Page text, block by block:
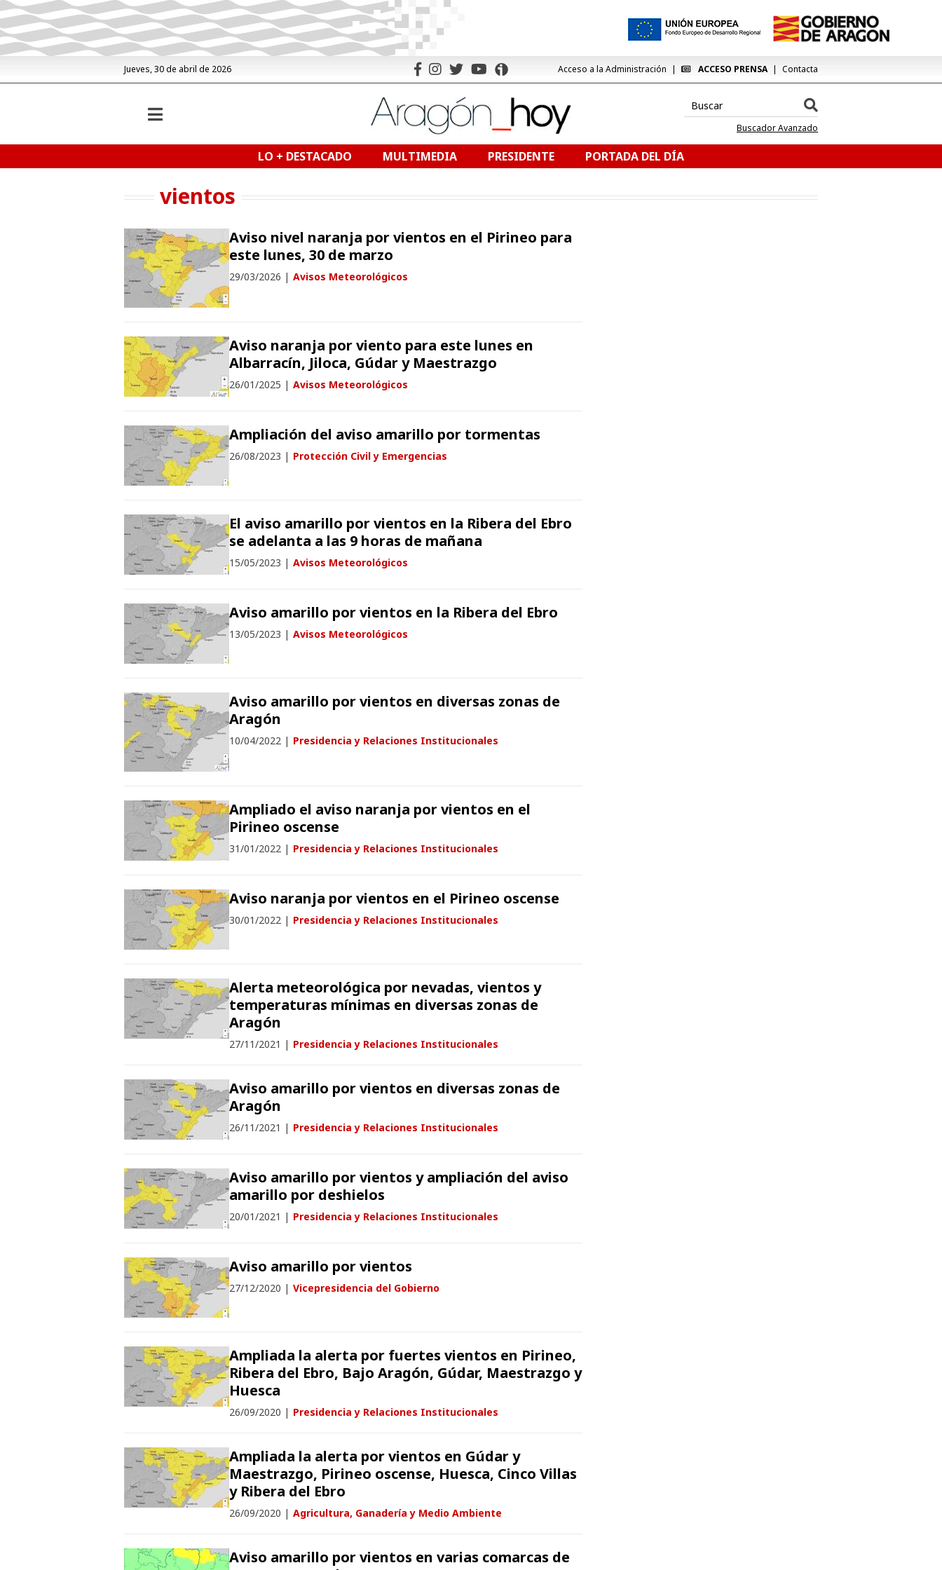
Jueves, 30 de abril de 2026 Acceso a la Administración ACCESO PRENSA Contacta
Buscador Avanzado
LO + DESTACADO MULTIMEDIA PRESIDENTE PORTADA DEL DÍA
vientos
Aviso nivel naranja por vientos en el Pirineo para
este lunes, 30 de marzo
29/03/2026 | Avisos Meteorológicos
Aviso naranja por viento para este lunes en
Albarracín, Jiloca, Gúdar y Maestrazgo
26/01/2025 | Avisos Meteorológicos
Ampliación del aviso amarillo por tormentas
26/08/2023 | Protección Civil y Emergencias
El aviso amarillo por vientos en la Ribera del Ebro
se adelanta a las 9 horas de mañana
15/05/2023 | Avisos Meteorológicos
Aviso amarillo por vientos en la Ribera del Ebro
13/05/2023 | Avisos Meteorológicos
Aviso amarillo por vientos en diversas zonas de
Aragón
10/04/2022 | Presidencia y Relaciones Institucionales
Ampliado el aviso naranja por vientos en el
Pirineo oscense
31/01/2022 | Presidencia y Relaciones Institucionales
Aviso naranja por vientos en el Pirineo oscense
30/01/2022 | Presidencia y Relaciones Institucionales
Alerta meteorológica por nevadas, vientos y
temperaturas mínimas en diversas zonas de
Aragón
27/11/2021 | Presidencia y Relaciones Institucionales
Aviso amarillo por vientos en diversas zonas de
Aragón
26/11/2021 | Presidencia y Relaciones Institucionales
Aviso amarillo por vientos y ampliación del aviso
amarillo por deshielos
20/01/2021 | Presidencia y Relaciones Institucionales
Aviso amarillo por vientos
27/12/2020 | Vicepresidencia del Gobierno
Ampliada la alerta por fuertes vientos en Pirineo,
Ribera del Ebro, Bajo Aragón, Gúdar, Maestrazgo y
Huesca
26/09/2020 | Presidencia y Relaciones Institucionales
Ampliada la alerta por vientos en Gúdar y
Maestrazgo, Pirineo oscense, Huesca, Cinco Villas
y Ribera del Ebro
26/09/2020 | Agricultura, Ganadería y Medio Ambiente
Aviso amarillo por vientos en varias comarcas de